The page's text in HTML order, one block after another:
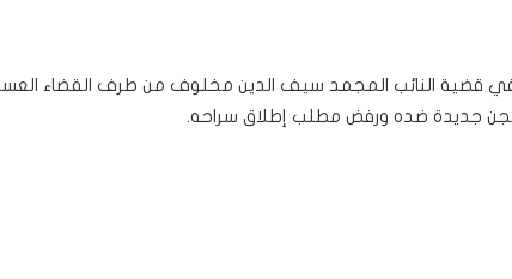
في قضية النائب المجمد سيف الدين مخلوف من طرف القضاء
جديدة ضده ورفض مطلب إطلاق سراحه.